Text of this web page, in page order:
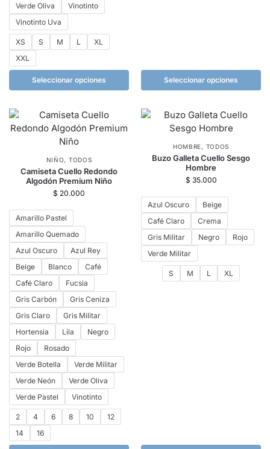
Verde Oliva
Vinotinto
Vinotinto Uva
XS S M L
XL
XXL
Seleccionar opciones Seleccionar opciones
NIÑO, TODOS
Camiseta Cuello Redondo
Algodón Premium Niño
$ 20.000
Amarillo Pastel
Amarillo Quemado
Azul Oscuro
Azul Rey
Beige
Blanco
Café
Café Claro
Fucsia
Gris Carbón
Gris Ceniza
Gris Claro
Gris Militar
Hortensia
Lila
Negro
Rojo
Rosado
Verde Botella
Verde Militar
Verde Neón
Verde Oliva
Verde Pastel
Vinotinto
2 4 6 8 10
12
14
16
HOMBRE, TODOS
Buzo Galleta Cuello Sesgo
Hombre
$ 35.000
Azul Oscuro
Beige
Café Claro
Crema
Gris Militar
Negro
Rojo
Verde Militar
S M L XL